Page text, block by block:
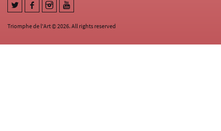
Triomphe de l'Art © 2026. All rights reserved